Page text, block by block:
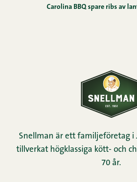
Carolina BBQ spare ribs av
Snellman är ett familjeföretag i
tillverkat högklassiga kött- och
70 år.